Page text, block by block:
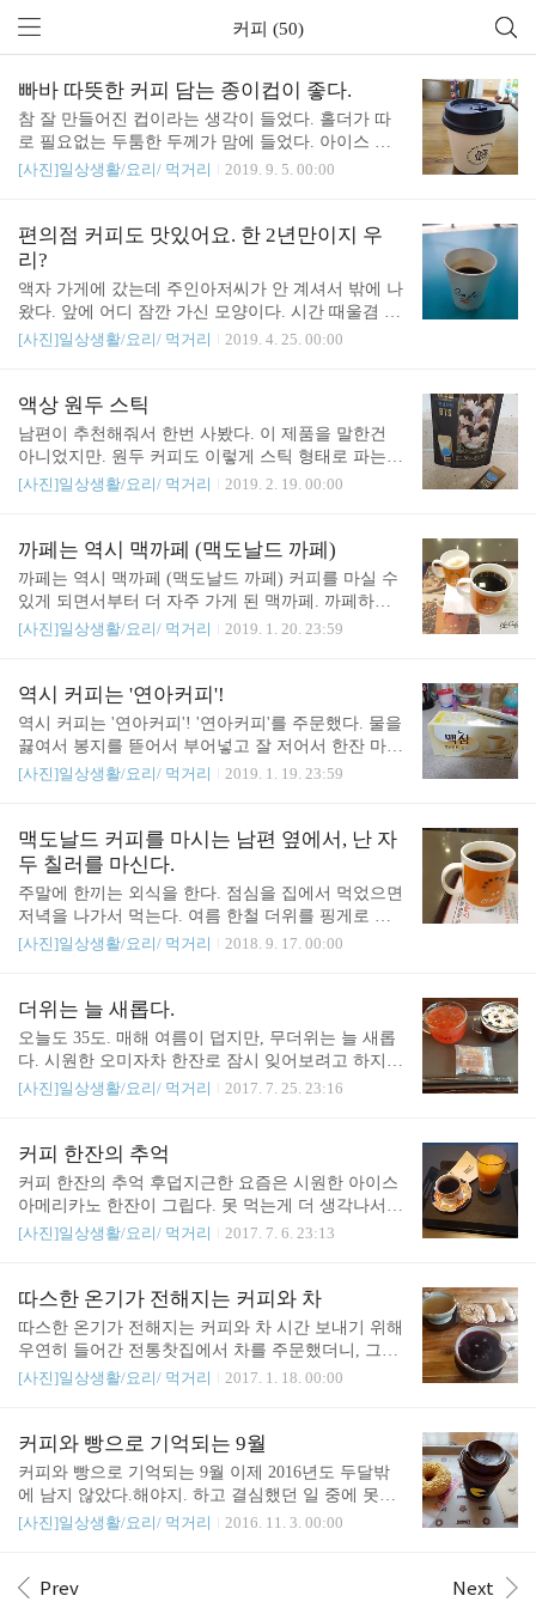
커피 (50)
빠바 따뜻한 커피 담는 종이컵이 좋다.
참 잘 만들어진 컵이라는 생각이 들었다. 홀더가 따
로 필요없는 두툼한 두께가 맘에 들었다. 아이스 아
메리카노 플라스틱 컵도 좋던데. 이것도 괜찮다.
[사진]일상생활/요리/ 먹거리 2019. 9. 5. 00:00
편의점 커피도 맛있어요. 한 2년만이지 우
리?
액자 가게에 갔는데 주인아저씨가 안 계셔서 밖에 나
왔다. 앞에 어디 잠깐 가신 모양이다. 시간 때울겸 편
의점에 들어갔다. 휙 둘러보다가 내려 먹는 커피를
었는데... 그게 벌써 7년전 일이다. 편의점에서 커피
내려 들고 20분 걸어서 지하철까지 갔다. 문득 옛날
생각도 났다. 반갑다 편의점 커피야.
[사진]일상생활/요리/ 먹거리 2019. 4. 25. 00:00
액상 원두 스틱
남편이 추천해줘서 한번 사봤다. 이 제품을 말한건
아니었지만. 원두 커피도 이렇게 스틱 형태로 파는
줄 몰랐다. 진하고 향도 좋았다. 유통 기간이 짧다보
면 주문을 해야될텐데. 그게 좀 귀찮다. 아주 가끔 생
각날때 사볼까 한다. 별게 다 나오는구나.
[사진]일상생활/요리/ 먹거리 2019. 2. 19. 00:00
까페는 역시 맥까페 (맥도날드 까페)
까페는 역시 맥까페 (맥도날드 까페) 커피를 마실 수
있게 되면서부터 더 자주 가게 된 맥까페. 까페하면
역시 맥까페다. 어차피 미맹이라 맛있는 커피와 그렇
페 커피 먹을만하다고 한다. 커피 2잔 시켜놓고 잠시
기다린다. 아니... 건물 1층 로비를 탐험하고 있는 부
녀가 돌아올때까지 천천히 기다린다. 이제 다리에 힘
이 생긴 13개월 꼬마는 편평한 로비를 아빠와 함께
뛰어다니며 좋아라 한다. 남편 마시라고 주문한 아메
다. 내꺼는 스몰 사이즈라 양이 딱 맞아 아주 좋다. 일
반 까페가면 양을 많이 줘서 다 마시기 부담스러울
때가 있다. 게다가 가격도 착하다. ..
[사진]일상생활/요리/ 먹거리 2019. 1. 20. 23:59
역시 커피는 '연아커피'!
역시 커피는 '연아커피'! '연아커피'를 주문했다. 물을
끓여서 봉지를 뜯어서 부어넣고 잘 저어서 한잔 마셨
다. 크... 커피는 역시 연아커피다! 아메리카노나 까
활/요리/ 먹거리] - 까페는 역시 맥까페 (맥도날드 까
페) 2019/01/19 - [[사진]일상생활/요리/ 먹거리] - 역
시 커피는 '연아커피'! 2018/12/11 - [[사진]일상생활/
요리/ 먹거리] - 이제 커피를 마실 수 있게 됐다. 기
념! 2018/09/17 - [[사진]일상생활/요리/ 먹거리] - 맥
도날드 커피를 마시는 남편 옆에서, 난 자두 칠러를
[사진]일상생활/요리/ 먹거리 2019. 1. 19. 23:59
맥도날드 커피를 마시는 남편 옆에서, 난 자
두 칠러를 마신다.
주말에 한끼는 외식을 한다. 점심을 집에서 먹었으면
저녁을 나가서 먹는다. 여름 한철 더위를 핑게로 저
녁을 주로 밖에서 먹었다. 아기는 감사하게도 우리
것... 밥을 먹고 나면 맥도날드에 간다. 주로 그렇다.
맥도날드 아니고 다른 곳을 간 적도 있긴 하지만.. 한
참 더울 때는 콘을 먹었는데, 날이 살짝 풀리고는 남
도 커피를 마시고 싶다. 그렇지만 커피를 마시면 안
그래도 유축해서 모아뒀다가 준다. 먹을 수 없는 것.
먹지 말아야 하는 것에 대한 유혹은 엄청나다. 여름
에 시원한 아이스 아메리카노 보다 더..
[사진]일상생활/요리/ 먹거리 2018. 9. 17. 00:00
더위는 늘 새롭다.
오늘도 35도. 매해 여름이 덥지만, 무더위는 늘 새롭
다. 시원한 오미자차 한잔로 잠시 잊어보려고 하지
만, 그래도 더운건 참 더운거다. 이 더위도 지나가겠
[사진]일상생활/요리/ 먹거리 2017. 7. 25. 23:16
커피 한잔의 추억
커피 한잔의 추억 후덥지근한 요즘은 시원한 아이스
아메리카노 한잔이 그립다. 못 먹는게 더 생각나서
그런지, 커피를 끊은지 몇달이 돼서 그런지 더 생각
마실만한 예쁜 잔에 커피를 줘서 인상적이었다. 커피
위에 그려진 그림이 좋아서 주문해놓고 한참 들여다
보기 바빴던 까페라떼. 2017년 새해를 기념해서 마셨
상적이었다.
[사진]일상생활/요리/ 먹거리 2017. 7. 6. 23:13
따스한 온기가 전해지는 커피와 차
따스한 온기가 전해지는 커피와 차 시간 보내기 위해
우연히 들어간 전통찻집에서 차를 주문했더니, 그릇
이라고 하기엔 좀 커다란 컵에 차를 한사발 주셨다.
어야지 하다가, 날이 추워지니 결국 이기지 못하고
한잔 시켜 마셨다.커피는 몸을 차게 하니 왠만하면
멀리해야 하는데, 향이 그리운거다. 뜨거워서 컵 뚜
껑을 열어보니 이렇게 예쁜 그림이 그려져 있었다.커
피 만드시는 분이 센스가 있네 했다. 보통 동네 커피
마시면서도 따뜻한 온기에 스르르... 마음이 녹는다.
따뜻한 차와 커피가 좋은, 정말 추운 한겨울이다.
[사진]일상생활/요리/ 먹거리 2017. 1. 18. 00:00
커피와 빵으로 기억되는 9월
커피와 빵으로 기억되는 9월 이제 2016년도 두달밖
에 남지 않았다.해야지. 하고 결심했던 일 중에 못했
던 일, 못한 일이 더 많아 아쉽다. 올해 가기전에 정리
생일즈음에 은근 기대하게 되는 것은'던킨도너츠'에
[사진]일상생활/요리/ 먹거리 2016. 11. 3. 00:00
Prev Next